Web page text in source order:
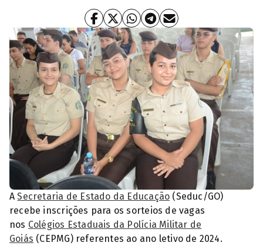
ASecretaria de Estado da Educação (Seduc/GO)
recebe inscrições para os sorteios de vagas
nos Colégios Estaduais da Polícia Militar de
Goiás (CEPMG) referentes ao ano letivo de 2024.